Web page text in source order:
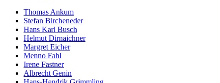
Thomas Ankum
Stefan Bircheneder
Hans Karl Busch
Helmut Dirnaichner
Margret Eicher
Menno Fahl
Irene Fastner
Albrecht Genin